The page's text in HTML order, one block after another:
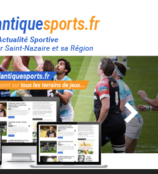
Atlantique
Sport